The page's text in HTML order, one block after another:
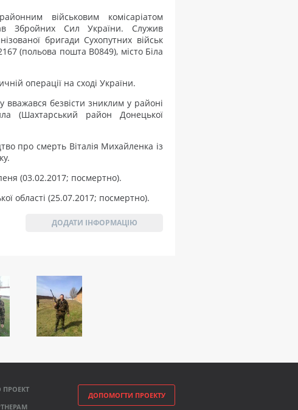
військовим комісаріатом
Збройних Сил України. Служив
бригади Сухопутних військ
(польова пошта В0849), місто Біла
операції на сході України.
безвісти зниклим у районі
(Шахтарський район Донецької
про смерть Віталія Михайленка із
(03.02.2017; посмертно).
області (25.07.2017; посмертно).
ДОДАТИ ІНФОРМАЦІЮ
ПРОЕКТ
ДОПОМОГТИ ПРОЕКТУ